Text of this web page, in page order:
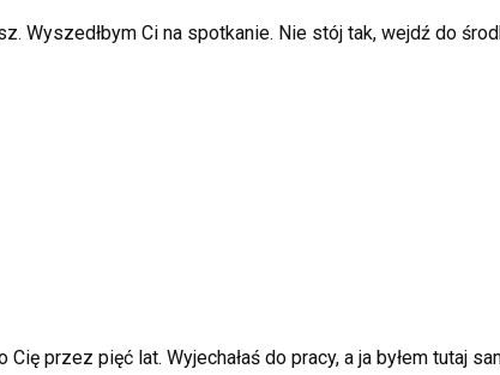
Wyszedłbym Ci na spotkanie. Nie stój tak, wejdź do
przez pięć lat. Wyjechałaś do pracy, a ja byłem tutaj